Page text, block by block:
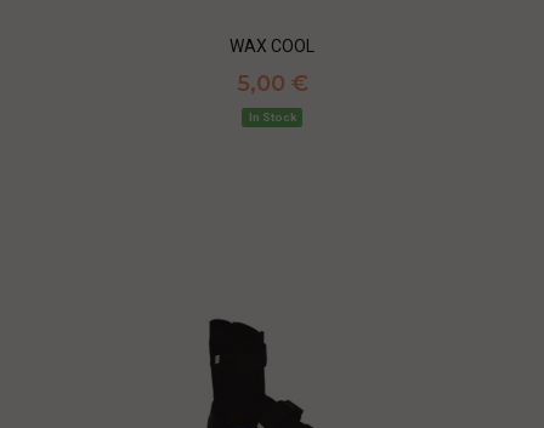
WAX COOL
5,00 €
In Stock